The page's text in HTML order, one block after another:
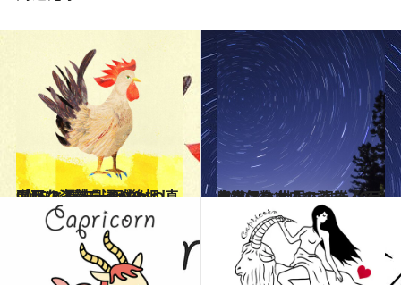
2020.8.16
［酉(とり)年］8/19〜9/16の運勢 計画的かつ真面目な姿勢を運が後押し
占い 2020.8.31
紫微斗数占いで読む「9月の空気」 世界に渦巻く不安。保身あるのみ
ライフスタイル